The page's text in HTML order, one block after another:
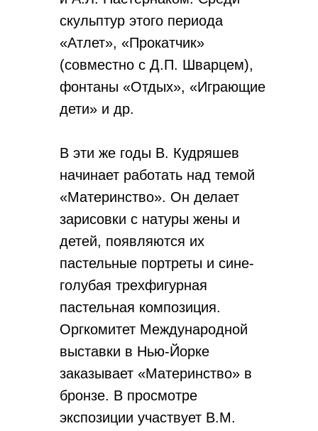
скульптур этого периода
«Атлет», «Прокатчик»
(совместно с Д.П. Шварцем),
фонтаны «Отдых», «Играющие
дети» и др.
В эти же годы В. Кудряшев
начинает работать над темой
«Материнство». Он делает
зарисовки с натуры жены и
детей, появляются их
пастельные портреты и сине-
голубая трехфигурная
пастельная композиция.
Оргкомитет Международной
выставки в Нью-Йорке
заказывает «Материнство» в
бронзе. В просмотре
экспозиции участвует В.М.